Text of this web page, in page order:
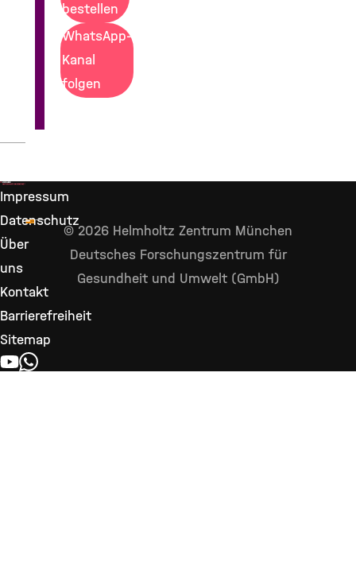
bestellen
WhatsApp-
Kanal
folgen
Impressum
Datenschutz
Über
uns
Kontakt
Barrierefreiheit
Sitemap
YOUTUBE
WHATSAPP
© 2026 Helmholtz Zentrum München
Deutsches Forschungszentrum für
Gesundheit und Umwelt (GmbH)